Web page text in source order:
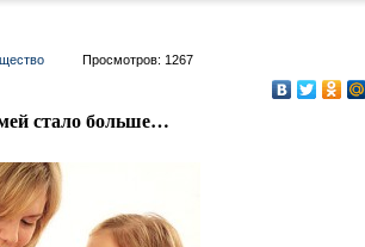
Просмотров: 1267
стало больше…